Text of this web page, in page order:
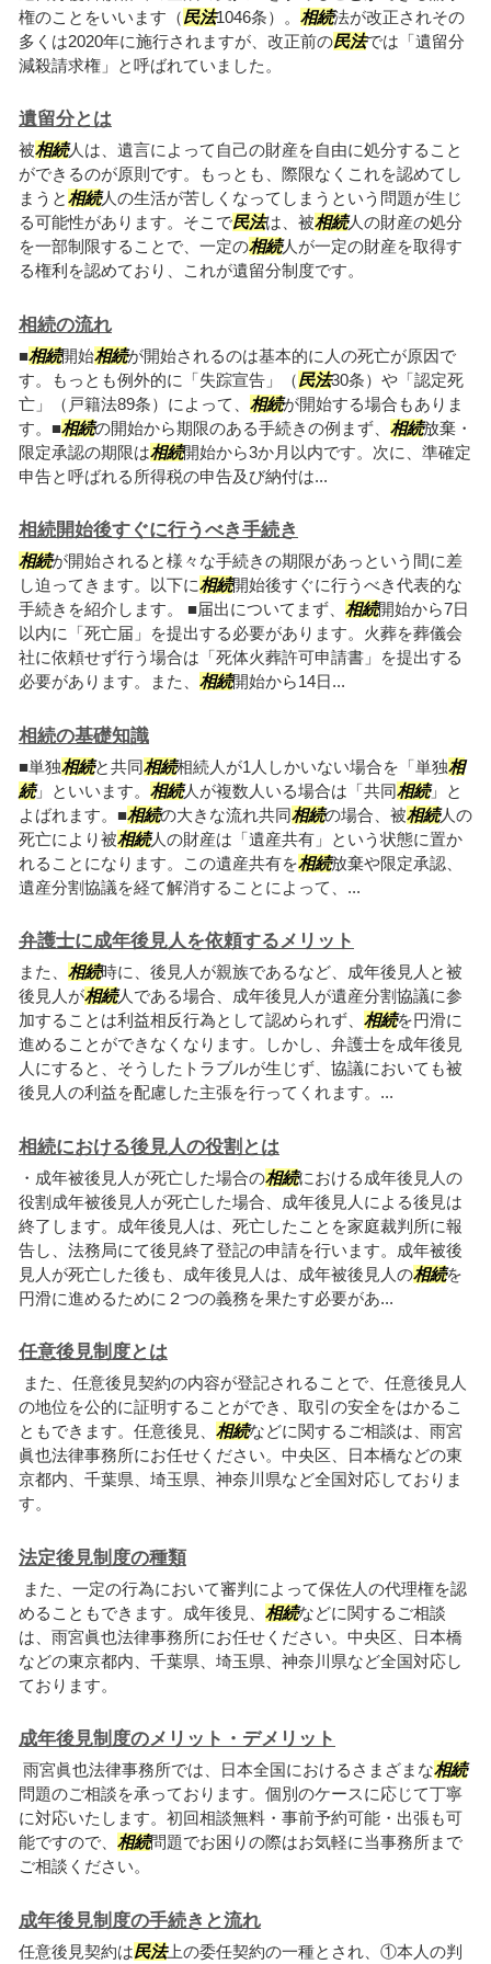
権のことをいいます（民法1046条）。 相続法が改正されその
多くは2020年に施行されますが、改正前の民法では「遺留分
減殺請求権」と呼ばれていました。
遺留分とは
被相続人は、遺言によって自己の財産を自由に処分すること
ができるのが原則です。もっとも、際限なくこれを認めてし
まうと相続人の生活が苦しくなってしまうという問題が生じ
る可能性があります。そこで民法は、被相続人の財産の処分
を一部制限することで、一定の相続人が一定の財産を取得す
る権利を認めており、これが遺留分制度です。
相続の流れ
■相続開始相続が開始されるのは基本的に人の死亡が原因で
す。もっとも例外的に「失踪宣告」（民法30条）や「認定死
亡」（戸籍法89条）によって、 相続が開始する場合もありま
す。■相続の開始から期限のある手続きの例まず、 相続放棄・
限定承認の期限は相続開始から3か月以内です。次に、準確定
申告と呼ばれる所得税の申告及び納付は...
相続開始後すぐに行うべき手続き
相続が開始されると様々な手続きの期限があっという間に差
し迫ってきます。以下に相続開始後すぐに行うべき代表的な
手続きを紹介します。 ■届出についてまず、 相続開始から7日
以内に「死亡届」を提出する必要があります。火葬を葬儀会
社に依頼せず行う場合は「死体火葬許可申請書」を提出する
必要があります。また、 相続開始から14日...
相続の基礎知識
■単独相続と共同相続相続人が1人しかいない場合を「単独相
続」といいます。 相続人が複数人いる場合は「共同相続」と
よばれます。■相続の大きな流れ共同相続の場合、被相続人の
死亡により被相続人の財産は「遺産共有」という状態に置か
れることになります。この遺産共有を相続放棄や限定承認、
遺産分割協議を経て解消することによって、...
弁護士に成年後見人を依頼するメリット
また、 相続時に、後見人が親族であるなど、成年後見人と被
後見人が相続人である場合、成年後見人が遺産分割協議に参
加することは利益相反行為として認められず、 相続を円滑に
進めることができなくなります。しかし、弁護士を成年後見
人にすると、そうしたトラブルが生じず、協議においても被
後見人の利益を配慮した主張を行ってくれます。...
相続における後見人の役割とは
・成年被後見人が死亡した場合の相続における成年後見人の
役割成年被後見人が死亡した場合、成年後見人による後見は
終了します。成年後見人は、死亡したことを家庭裁判所に報
告し、法務局にて後見終了登記の申請を行います。成年被後
見人が死亡した後も、成年後見人は、成年被後見人の相続を
円滑に進めるために２つの義務を果たす必要があ...
任意後見制度とは
また、任意後見契約の内容が登記されることで、任意後見人
の地位を公的に証明することができ、取引の安全をはかるこ
ともできます。任意後見、 相続などに関するご相談は、雨宮
眞也法律事務所にお任せください。中央区、日本橋などの東
京都内、千葉県、埼玉県、神奈川県など全国対応しておりま
す。
法定後見制度の種類
また、一定の行為において審判によって保佐人の代理権を認
めることもできます。成年後見、 相続などに関するご相談
は、雨宮眞也法律事務所にお任せください。中央区、日本橋
などの東京都内、千葉県、埼玉県、神奈川県など全国対応し
ております。
成年後見制度のメリット・デメリット
雨宮眞也法律事務所では、日本全国におけるさまざまな相続
問題のご相談を承っております。個別のケースに応じて丁寧
に対応いたします。初回相談無料・事前予約可能・出張も可
能ですので、 相続問題でお困りの際はお気軽に当事務所まで
ご相談ください。
成年後見制度の手続きと流れ
任意後見契約は民法上の委任契約の一種とされ、①本人の判